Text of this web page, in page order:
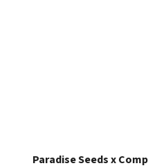
Paradise Seeds x